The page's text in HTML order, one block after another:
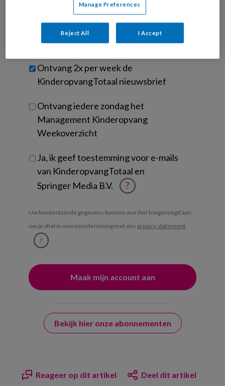
organisatie
werk
je?
Untitled
Ontvang 2x per week de
KinderopvangTotaal nieuwsbrief
Ontvang iedere zondag het
Management Kinderopvang
Weekoverzicht
Ja, ik geef toestemming voor e-mails
van KinderopvangTotaal en
Springer Media B.V.
?
Uw bovenstaande gegevens kunnen worden toegevoegd aan
uw profiel in overeenstemming met ons privacy statement.
?
Bekijk hier onze abonnementen
Reageer op dit artikel Deel dit artikel
Manage Preferences
Reject All I Accept